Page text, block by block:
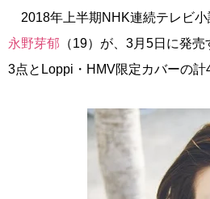
2018年上半期NHK連続テレビ小
永野芽郁 （19）が、3月5日に発
3点とLoppi・HMV限定カバーの計